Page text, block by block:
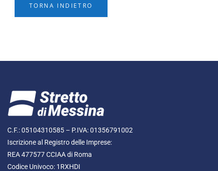
TORNA INDIETRO
C.F.: 05104310585 – P.IVA: 01356791002
Iscrizione al Registro delle Imprese:
REA 477577 CCIAA di Roma
Codice Univoco: 1RXHDI